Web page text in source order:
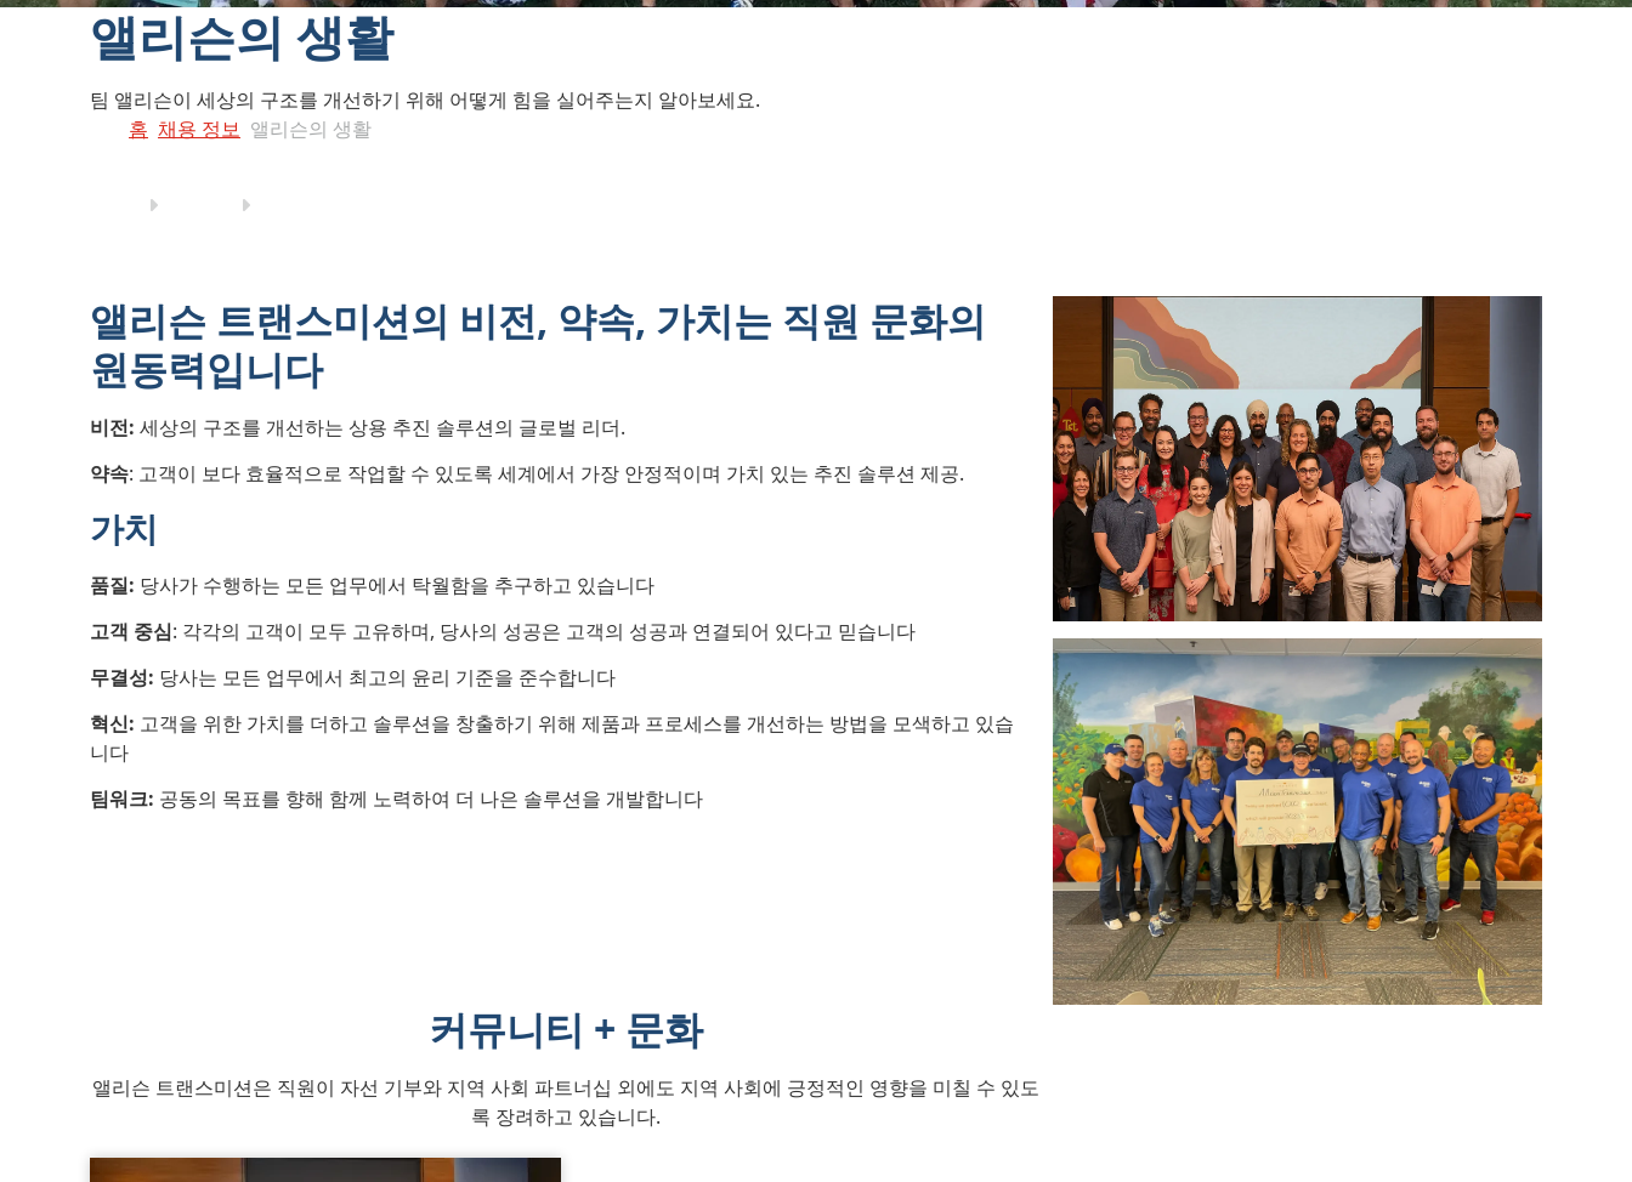
앨리슨의 생활
팀 앨리슨이 세상의 구조를 개선하기 위해 어떻게 힘을 실어주는지 알아보세요.
홈 채용 정보 앨리슨의 생활
앨리슨 트랜스미션의 비전, 약속, 가치는 직원 문화의
원동력입니다
비전: 세상의 구조를 개선하는 상용 추진 솔루션의 글로벌 리더.
약속: 고객이 보다 효율적으로 작업할 수 있도록 세계에서 가장 안정적이며 가치 있는 추진 솔루션 제공.
가치
품질: 당사가 수행하는 모든 업무에서 탁월함을 추구하고 있습니다
고객 중심: 각각의 고객이 모두 고유하며, 당사의 성공은 고객의 성공과 연결되어 있다고 믿습니다
무결성: 당사는 모든 업무에서 최고의 윤리 기준을 준수합니다
혁신: 고객을 위한 가치를 더하고 솔루션을 창출하기 위해 제품과 프로세스를 개선하는 방법을 모색하고 있습
니다
팀워크: 공동의 목표를 향해 함께 노력하여 더 나은 솔루션을 개발합니다
커뮤니티 + 문화
앨리슨 트랜스미션은 직원이 자선 기부와 지역 사회 파트너십 외에도 지역 사회에 긍정적인 영향을 미칠 수 있도
록 장려하고 있습니다.